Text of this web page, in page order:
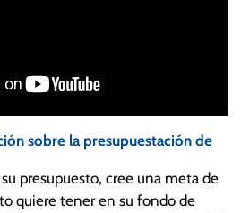
sobre la presupuestación de
presupuesto, cree una meta de
quiere tener en su fondo de